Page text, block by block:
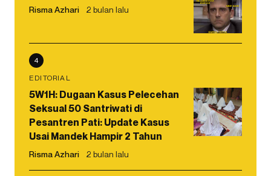
Risma Azhari 2 bulan lalu
4
EDITORIAL
5W1H: Dugaan Kasus Pelecehan
Seksual 50 Santriwati di
Pesantren Pati: Update Kasus
Usai Mandek Hampir 2 Tahun
Risma Azhari 2 bulan lalu